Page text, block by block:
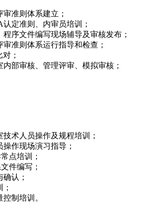
准则体系建立；
定准则、内审员培训；
序文件编写现场辅导及审核发布；
准则体系运行指导和检查；
；
部审核、管理评审、模拟审核；
术人员操作及规程培训；
作现场演习指导；
点培训；
件编写；
认；
制培训。